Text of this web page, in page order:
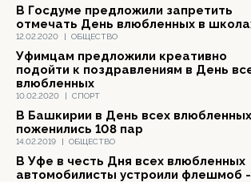
12.02.2020 | ОБЩЕСТВО
В Госдуме предложили запретить
отмечать День влюбленных в
10.02.2020 | СПОРТ
Уфимцам предложили креативно
подойти к поздравлениям в День
влюбленных
14.02.2019 | ОБЩЕСТВО
В Башкирии в День всех влюбленных
поженились 108 пар
В Уфе в честь Дня всех влюбленных
автомобилисты устроили флешмоб -